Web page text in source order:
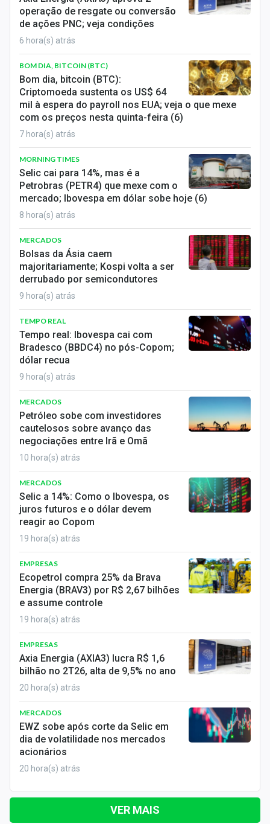
operação de resgate ou conversão
de ações PNC; veja condições
6 hora(s) atrás
BOM DIA, BITCOIN (BTC)
Bom dia, bitcoin (BTC):
Criptomoeda sustenta os US$ 64
mil à espera do payroll nos EUA; veja o que mexe
com os preços nesta quinta-feira (6)
7 hora(s) atrás
MORNING TIMES
Selic cai para 14%, mas é a
Petrobras (PETR4) que mexe com o
mercado; Ibovespa em dólar sobe hoje (6)
8 hora(s) atrás
MERCADOS
Bolsas da Ásia caem
majoritariamente; Kospi volta a ser
derrubado por semicondutores
9 hora(s) atrás
TEMPO REAL
Tempo real: Ibovespa cai com
Bradesco (BBDC4) no pós-Copom;
dólar recua
9 hora(s) atrás
MERCADOS
Petróleo sobe com investidores
cautelosos sobre avanço das
negociações entre Irã e Omã
10 hora(s) atrás
MERCADOS
Selic a 14%: Como o Ibovespa, os
juros futuros e o dólar devem
reagir ao Copom
19 hora(s) atrás
EMPRESAS
Ecopetrol compra 25% da Brava
Energia (BRAV3) por R$ 2,67 bilhões
e assume controle
19 hora(s) atrás
EMPRESAS
Axia Energia (AXIA3) lucra R$ 1,6
bilhão no 2T26, alta de 9,5% no ano
20 hora(s) atrás
MERCADOS
EWZ sobe após corte da Selic em
dia de volatilidade nos mercados
acionários
20 hora(s) atrás
VER MAIS